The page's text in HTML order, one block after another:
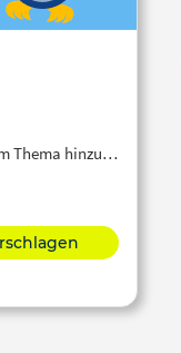
Thema hinzu…